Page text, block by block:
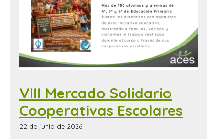
VIII Mercado Solidario
Cooperativas Escolares
22 de junio de 2026